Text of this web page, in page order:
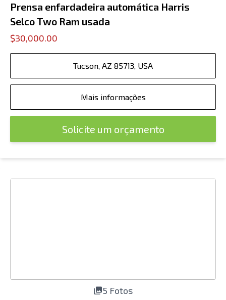
Prensa enfardadeira automática Harris
Selco Two Ram usada
$30,000.00
Tucson, AZ 85713, USA
Mais informações
Solicite um orçamento
5 Fotos